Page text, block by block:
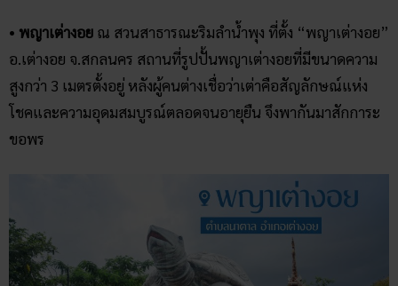
• พญาเต่างอย ณ สวนสาธารณะริมลำน้ำพุง ที่ตั้ง “พญาเต่างอย”
อ.เต่างอย จ.สกลนคร สถานที่รูปปั้นพญาเต่างอยที่มีขนาดความ
สูงกว่า 3 เมตรตั้งอยู่ หลังผู้คนต่างเชื่อว่าเต่าคือสัญลักษณ์แห่ง
โชคและความอุดมสมบูรณ์ตลอดจนอายุยืน จึงพากันมาสักการะ
ขอพร